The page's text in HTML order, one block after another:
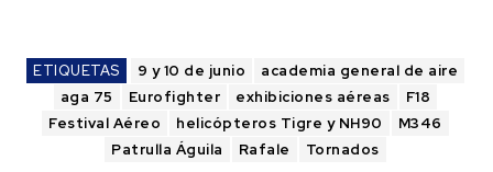
ETIQUETAS 9 y 10 de junio
academia general de aire
aga 75
Eurofighter exhibiciones aéreas
F18
Festival Aéreo
helicópteros Tigre y NH90
M346
Patrulla Águila
Rafale Tornados